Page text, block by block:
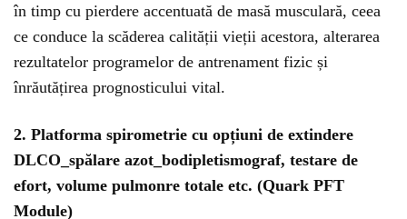
în timp cu pierdere accentuată de masă musculară, ceea
ce conduce la scăderea calității vieții acestora, alterarea
rezultatelor programelor de antrenament fizic și
înrăutățirea prognosticului vital.
2. Platforma spirometrie cu opțiuni de extindere
DLCO_spălare azot_bodipletismograf, testare de
efort, volume pulmonre totale etc. (Quark PFT
Module)